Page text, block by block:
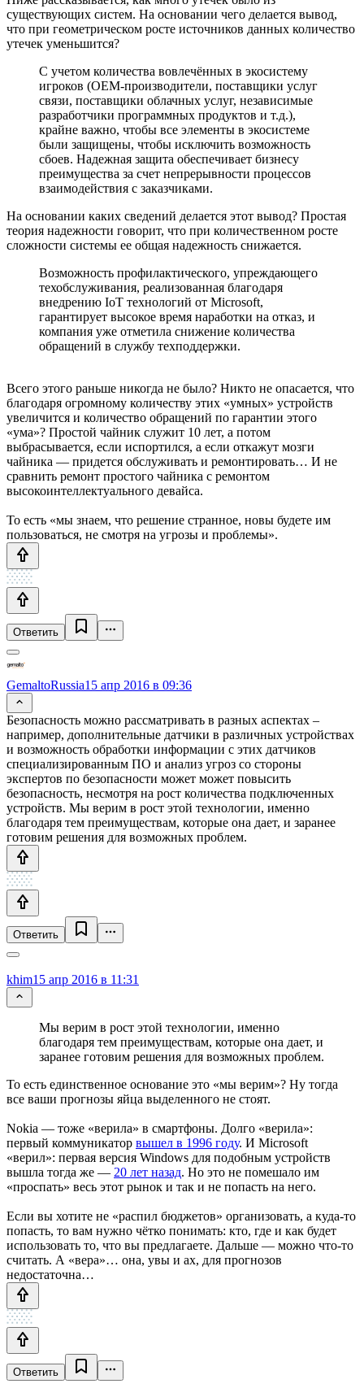
существующих систем. На основании чего делается вывод,
что при геометрическом росте источников данных количество
утечек уменьшится?
С учетом количества вовлечённых в экосистему
игроков (OEM-производители, поставщики услуг
связи, поставщики облачных услуг, независимые
разработчики программных продуктов и т.д.),
крайне важно, чтобы все элементы в экосистеме
были защищены, чтобы исключить возможность
сбоев. Надежная защита обеспечивает бизнесу
преимущества за счет непрерывности процессов
взаимодействия с заказчиками.
На основании каких сведений делается этот вывод? Простая
теория надежности говорит, что при количественном росте
сложности системы ее общая надежность снижается.
Возможность профилактического, упреждающего
техобслуживания, реализованная благодаря
внедрению IoT технологий от Microsoft,
гарантирует высокое время наработки на отказ, и
компания уже отметила снижение количества
обращений в службу техподдержки.
Всего этого раньше никогда не было? Никто не опасается, что
благодаря огромному количеству этих «умных» устройств
увеличится и количество обращений по гарантии этого
«ума»? Простой чайник служит 10 лет, а потом
выбрасывается, если испортился, а если откажут мозги
чайника — придется обслуживать и ремонтировать… И не
сравнить ремонт простого чайника с ремонтом
высокоинтеллектуального девайса.
То есть «мы знаем, что решение странное, новы будете им
пользоваться, не смотря на угрозы и проблемы».
Ответить
GemaltoRussia15 апр 2016 в 09:36
Безопасность можно рассматривать в разных аспектах –
например, дополнительные датчики в различных устройствах
и возможность обработки информации с этих датчиков
специализированным ПО и анализ угроз со стороны
экспертов по безопасности может может повысить
безопасность, несмотря на рост количества подключенных
устройств. Мы верим в рост этой технологии, именно
благодаря тем преимуществам, которые она дает, и заранее
готовим решения для возможных проблем.
Ответить
khim15 апр 2016 в 11:31
Мы верим в рост этой технологии, именно
благодаря тем преимуществам, которые она дает, и
заранее готовим решения для возможных проблем.
То есть единственное основание это «мы верим»? Ну тогда
все ваши прогнозы яйца выделенного не стоят.
Nokia — тоже «верила» в смартфоны. Долго «верила»:
первый коммуникатор вышел в 1996 году. И Microsoft
«верил»: первая версия Windows для подобным устройств
вышла тогда же — 20 лет назад. Но это не помешало им
«проспать» весь этот рынок и так и не попасть на него.
Если вы хотите не «распил бюджетов» организовать, а куда-то
попасть, то вам нужно чётко понимать: кто, где и как будет
использовать то, что вы предлагаете. Дальше — можно что-то
считать. А «вера»… она, увы и ах, для прогнозов
недостаточна…
Ответить